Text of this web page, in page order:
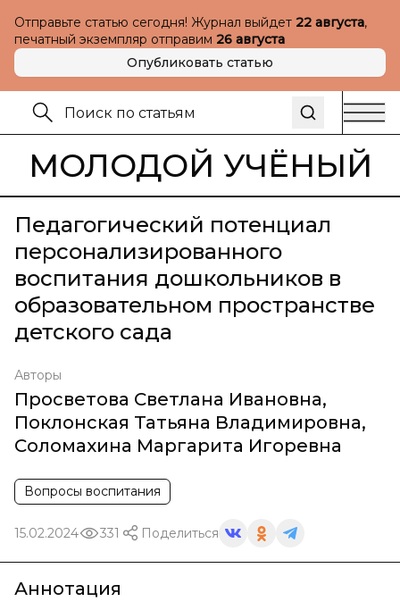
Отправьте статью сегодня! Журнал выйдет 22 августа,
печатный экземпляр отправим 26 августа
Опубликовать статью
МОЛОДОЙ УЧЁНЫЙ
Педагогический потенциал
персонализированного
воспитания дошкольников в
образовательном пространстве
детского сада
Авторы
Просветова Светлана Ивановна,
Поклонская Татьяна Владимировна,
Соломахина Маргарита Игоревна
Вопросы воспитания
15.02.2024 331 Поделиться
Аннотация